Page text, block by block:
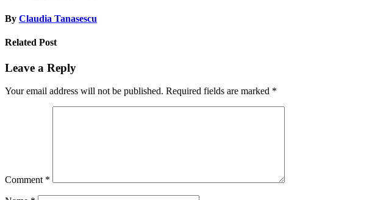
By Claudia Tanasescu
Related Post
Leave a Reply
Your email address will not be published. Required fields are marked *
Comment *